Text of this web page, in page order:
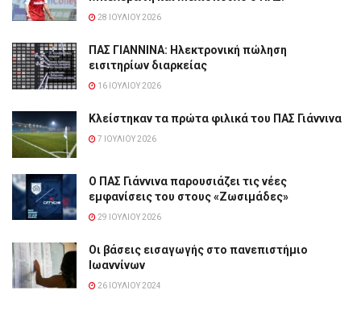
28 ΙΟΥΛΊΟΥ 2026
ΠΑΣ ΓΙΑΝΝΙΝΑ: Hλεκτρονική πώληση
εισιτηρίων διαρκείας
16 ΙΟΥΛΊΟΥ 2026
Κλείστηκαν τα πρώτα φιλικά του ΠΑΣ Γιάννινα
7 ΙΟΥΛΊΟΥ 2026
Ο ΠΑΣ Γιάννινα παρουσιάζει τις νέες
εμφανίσεις του στους «Ζωσιμάδες»
29 ΙΟΥΛΊΟΥ 2026
Οι βάσεις εισαγωγής στο πανεπιστήμιο
Ιωαννίνων
26 ΙΟΥΛΊΟΥ 2024